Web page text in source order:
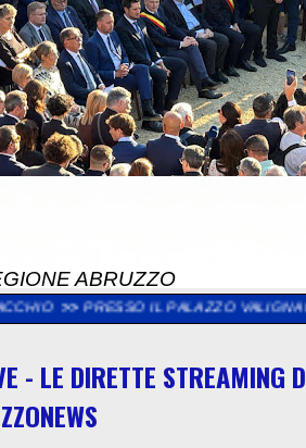
ABRUZZO
VALIGNANI DI TORREVECCHIA
- LE DIRETTE STREAMING